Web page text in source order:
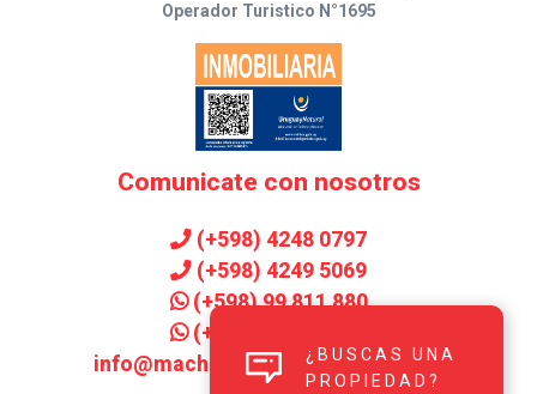
Operador Turistico N°1695
Comunicate con nosotros
(+598) 4248 0797
(+598) 4249 5069
(+598) 99 811 880
(+598) 99 906 143
info@machadoinmobiliaria.com.uy
¿BUSCAS UNA
PROPIEDAD?